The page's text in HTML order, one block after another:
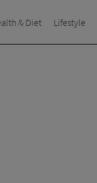
& Diet Lifestyle